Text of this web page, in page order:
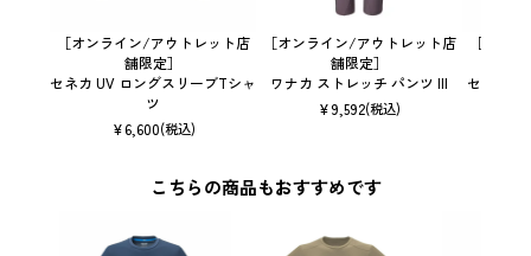
［オンライン/アウトレット店
舗限定］
セネカ UV ロングスリーブTシャ
ツ
¥6,600(税込)
［オンライン/アウトレット店
舗限定］
ワナカ ストレッチ パンツ III
¥9,592(税込)
［オン
セネカ
こちらの商品もおすすめです